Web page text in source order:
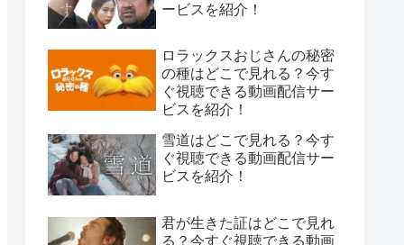
ービスを紹介！
ロラックスおじさんの秘密
の種はどこで見れる？今す
ぐ視聴できる動画配信サー
ビスを紹介！
雪道はどこで見れる？今す
ぐ視聴できる動画配信サー
ビスを紹介！
君が生きた証はどこで見れ
る？今すぐ視聴できる動画